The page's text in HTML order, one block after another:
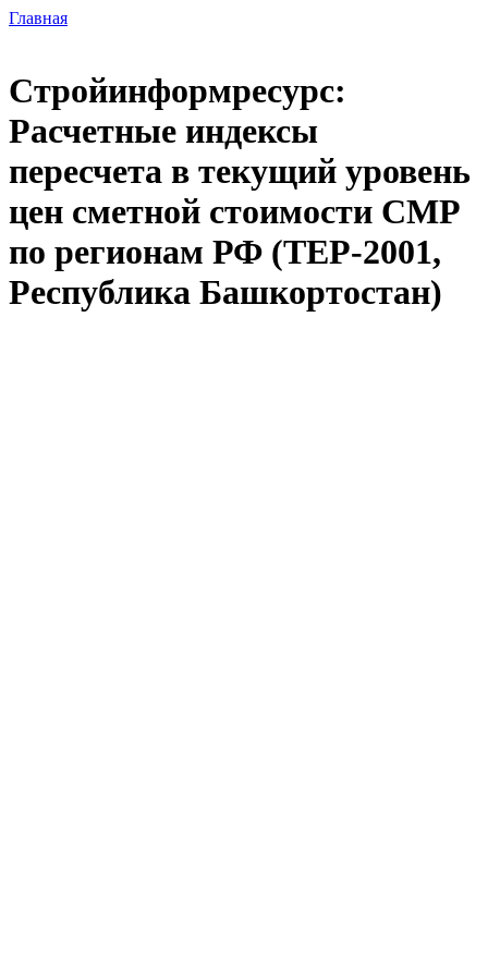
Главная
Стройинформресурс:
Расчетные индексы
пересчета в текущий уровень
цен сметной стоимости СМР
по регионам РФ (ТЕР-2001,
Республика Башкортостан)